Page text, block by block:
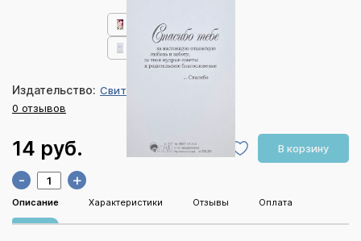
Издательство: СвитАрт
0 отзывов
14 руб. В корзину
- +
Описание Характеристики Отзывы Оплата